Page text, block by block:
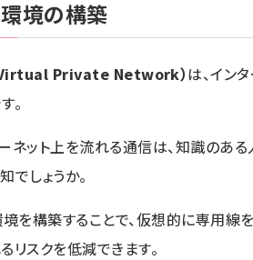
境の構築
Virtual Private Network）は、イン
。
ネット上を流れる通信は、知識のあ
でしょうか。
を構築することで、仮想的に専用線
リスクを低減できます。